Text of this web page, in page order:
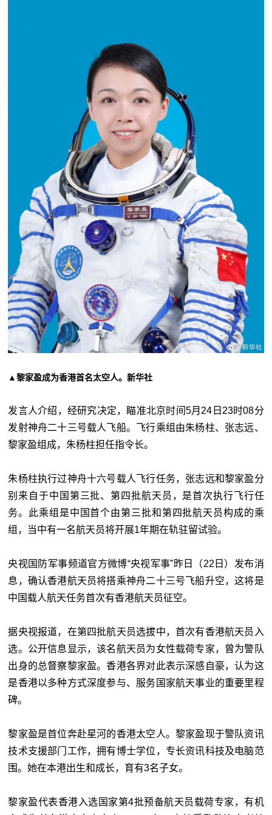
▲黎家盈成为香港首名太空人。新华社
发言人介绍，经研究决定，瞄准北京时间5月24日23时08分
发射神舟二十三号载人飞船。飞行乘组由朱杨柱、张志远、
黎家盈组成，朱杨柱担任指令长。
朱杨柱执行过神舟十六号载人飞行任务，张志远和黎家盈分
别来自于中国第三批、第四批航天员，是首次执行飞行任
务。此乘组是中国首个由第三批和第四批航天员构成的乘
组，当中有一名航天员将开展1年期在轨驻留试验。
央视国防军事频道官方微博“央视军事”昨日（22日）发布消
息，确认香港航天员将搭乘神舟二十三号飞船升空，这将是
中国载人航天任务首次有香港航天员征空。
据央视报道，在第四批航天员选拔中，首次有香港航天员入
选。公开信息显示，该名航天员为女性载荷专家，曾为警队
出身的总督察黎家盈。香港各界对此表示深感自豪，认为这
是香港以多种方式深度参与、服务国家航天事业的重要里程
碑。
黎家盈是首位奔赴星河的香港太空人。黎家盈现于警队资讯
技术支援部门工作，拥有博士学位，专长资讯科技及电脑范
围。她在本港出生和成长，育有3名子女。
黎家盈代表香港入选国家第4批预备航天员载荷专家，有机